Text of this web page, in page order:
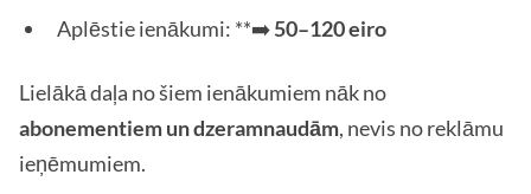
Aplēstie ienākumi: **➡️50–120 eiro
Lielākā daļa no šiem ienākumiem nāk no
abonementiem un dzeramnaudām, nevis no reklāmu
ieņēmumiem.